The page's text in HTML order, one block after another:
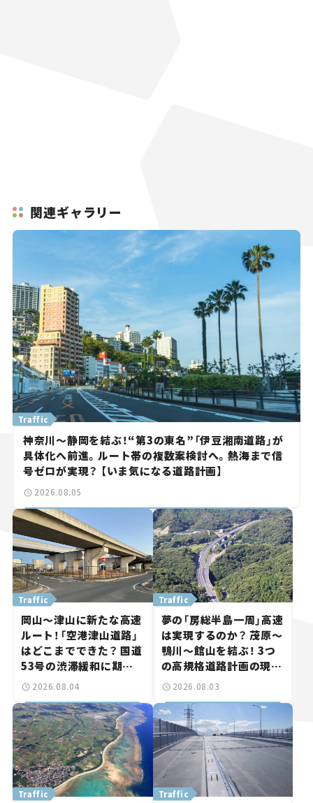
関連ギャラリー
Traffic
神奈川～静岡を結ぶ！“第3の東名”「伊豆湘南道路」が
具体化へ前進。ルート帯の複数案検討へ。熱海まで信
号ゼロが実現？ 【いま気になる道路計画】
2026.08.05
Traffic
岡山～津山に新たな高速
ルート！「空港津山道路」
はどこまでできた？ 国道
53号の渋滞緩和に期待。
岡山市側でも動きが【い
2026.08.04
Traffic
夢の「房総半島一周」高速
は実現するのか？ 茂原～
鴨川～館山を結ぶ！ 3つ
の高規格道路計画の現
状。「館山鴨川道路」で検
路計画】
2026.08.03
Traffic Traffic